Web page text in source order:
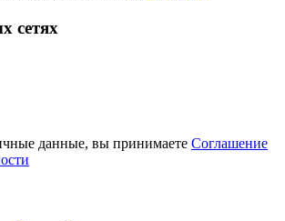
сетях
данные, вы принимаете Соглашение